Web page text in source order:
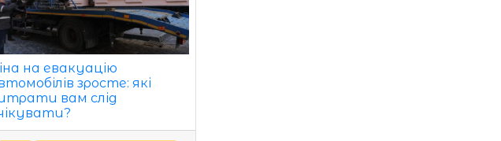
на евакуацію
зросте: які
вам слід